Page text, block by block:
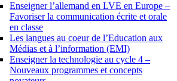
Enseigner l’allemand en LVE en Europe –
Favoriser la communication écrite et orale
en classe
Les langues au coeur de l’Education aux
Médias et à l’information (EMI)
Enseigner la technologie au cycle 4 –
Nouveaux programmes et concepts